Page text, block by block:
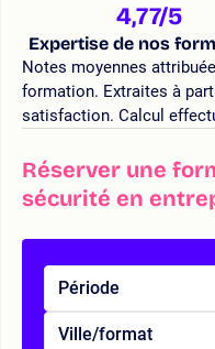
4,77/5
Expertise de nos
Notes moyennes
formation. Extraites à
satisfaction. Calcul
Réserver une
sécurité en
Période
Ville/format